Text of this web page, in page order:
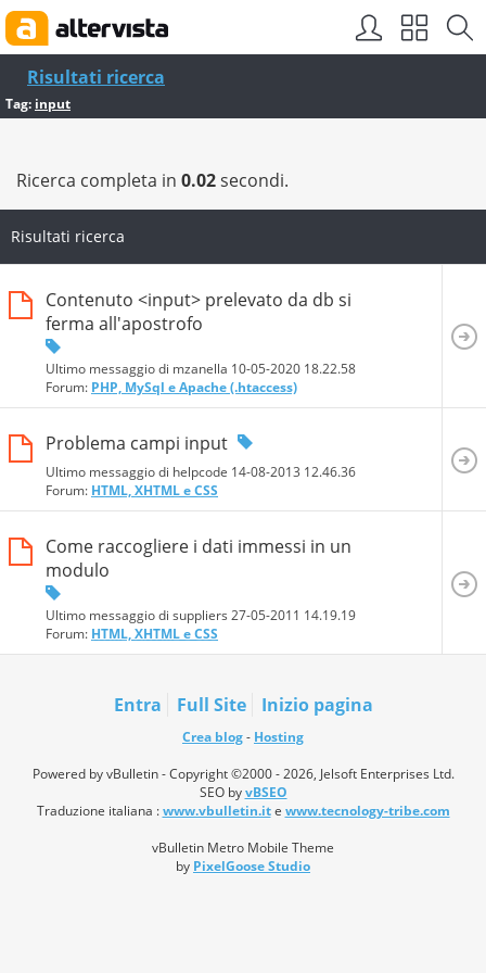
Risultati ricerca
Tag: input
Ricerca completa in 0.02secondi.
Risultati ricerca
Contenuto <input> prelevato da db si
ferma all'apostrofo
Ultimo messaggio di mzanella 10-05-2020 18.22.58
Forum: PHP, MySql e Apache (.htaccess)
Problema campi input
Ultimo messaggio di helpcode 14-08-2013 12.46.36
Forum: HTML, XHTML e CSS
Come raccogliere i dati immessi in un
modulo
Ultimo messaggio di suppliers 27-05-2011 14.19.19
Forum: HTML, XHTML e CSS
Entra Full Site Inizio pagina
Crea blog- Hosting
Powered by vBulletin - Copyright ©2000 - 2026, Jelsoft Enterprises Ltd.
SEO byvBSEO
Traduzione italiana :www.vbulletin.ite www.tecnology-tribe.com
vBulletin Metro Mobile Theme
by PixelGoose Studio